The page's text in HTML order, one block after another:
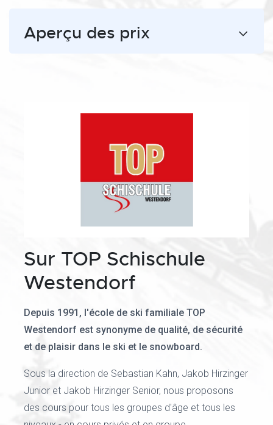
Aperçu des prix
Sur TOP Schischule
Westendorf
Depuis 1991, l'école de ski familiale TOP
Westendorf est synonyme de qualité, de sécurité
et de plaisir dans le ski et le snowboard.
Sous la direction de Sebastian Kahn, Jakob Hirzinger
Junior et Jakob Hirzinger Senior, nous proposons
des cours pour tous les groupes d'âge et tous les